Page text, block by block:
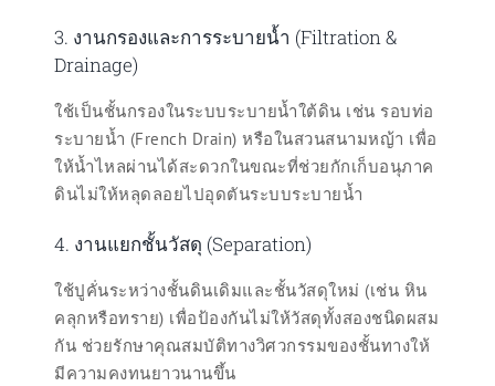
3. งานกรองและการระบายน้ำ (Filtration &
Drainage)
ใช้เป็นชั้นกรองในระบบระบายน้ำใต้ดิน เช่น รอบท่อ
ระบายน้ำ (French Drain) หรือในสวนสนามหญ้า เพื่อ
ให้น้ำไหลผ่านได้สะดวกในขณะที่ช่วยกักเก็บอนุภาค
ดินไม่ให้หลุดลอยไปอุดตันระบบระบายน้ำ
4. งานแยกชั้นวัสดุ (Separation)
ใช้ปูคั่นระหว่างชั้นดินเดิมและชั้นวัสดุใหม่ (เช่น หิน
คลุกหรือทราย) เพื่อป้องกันไม่ให้วัสดุทั้งสองชนิดผสม
กัน ช่วยรักษาคุณสมบัติทางวิศวกรรมของชั้นทางให้
มีความคงทนยาวนานขึ้น